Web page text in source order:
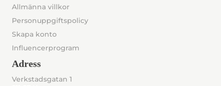
Allmänna villkor
Personuppgiftspolicy
Skapa konto
Influencerprogram
Adress
Verkstadsgatan 1